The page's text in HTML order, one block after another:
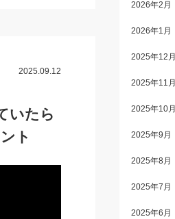
2025.09.12
いたら
ト
2026年2月
2026年1月
2025年12月
2025年11月
2025年10月
2025年9月
2025年8月
2025年7月
2025年6月